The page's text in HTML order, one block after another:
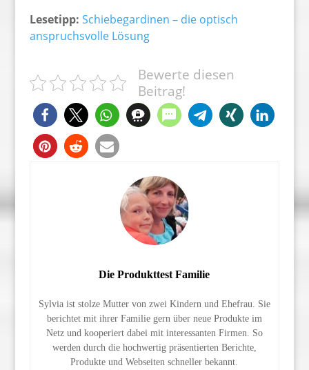
Lesetipp: Schiebegardinen – die optisch
anspruchsvolle Lösung
Bewerte diesen
Beitrag!
Die Produkttest Familie
Sylvia ist stolze Mutter von zwei Kindern und Ehefrau. Sie
berichtet mit ihrer Familie gern über neue Produkte im
Netz und kooperiert dabei mit interessanten Firmen. So
werden durch die hochwertig präsentierten Berichte,
Produkte und Webseiten schneller bekannt.